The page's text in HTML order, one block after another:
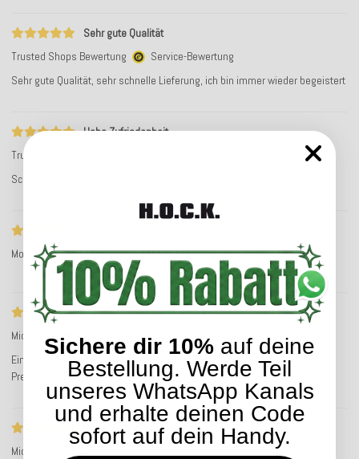
Sehr gute Qualität
Trusted Shops Bewertung
Service-Bewertung
Sehr gute Qualität, sehr schnelle Lieferung, ich bin immer wieder begeistert
Hohe Zufriedenheit
Trusted Shops Bewertung
Schnelle Lieferung, sehr gute Qualität, unkomplizierte Rücknahme
Monika H.
Service-Bewertung
Einfacher Bestellvorgang
Michael G.
Service-Bewertung
Einfacher Bestellvorgang, schnelle Lieferung
Preis & Leistung okay
Einfacher Bestellvorgang
Michael G.
Sichere dir 10% auf deine
Bestellung. Werde Teil
unseres WhatsApp Kanals
und erhalte deinen Code
sofort auf dein Handy.